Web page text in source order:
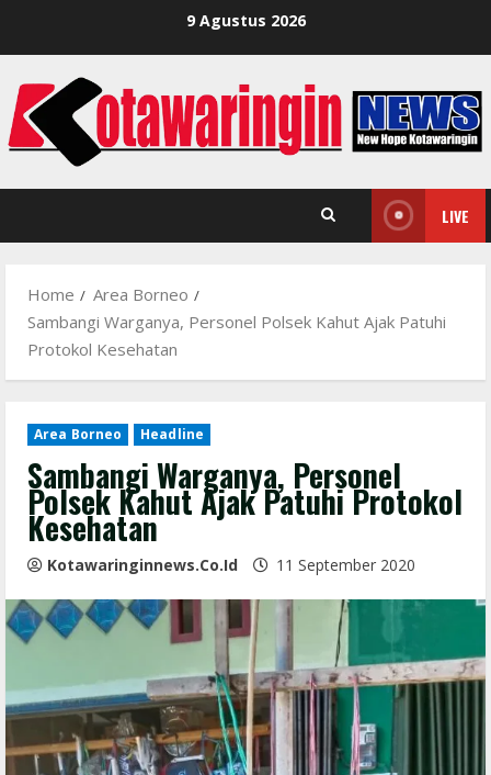
9 Agustus 2026
LIVE
Home
Area Borneo
Sambangi Warganya, Personel Polsek Kahut Ajak Patuhi
Protokol Kesehatan
Area Borneo Headline
Sambangi Warganya, Personel
Polsek Kahut Ajak Patuhi Protokol
Kesehatan
Kotawaringinnews.co.id 11 September 2020